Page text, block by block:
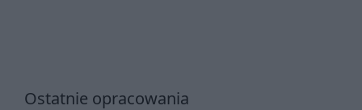
Ostatnie opracowania